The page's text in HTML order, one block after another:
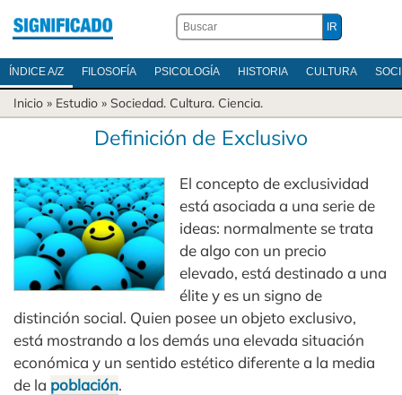
ÍNDICE A/Z FILOSOFÍA PSICOLOGÍA HISTORIA CULTURA
Inicio » Estudio » Sociedad. Cultura. Ciencia.
Definición de Exclusivo
El concepto de exclusividad
está asociada a una serie de
ideas: normalmente se trata
de algo con un precio
elevado, está destinado a una
élite y es un signo de
distinción social. Quien posee un objeto exclusivo,
está mostrando a los demás una elevada situación
económica y un sentido estético diferente a la media
de la población.